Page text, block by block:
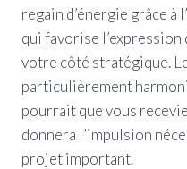
regain d’énergie grâce à
qui favorise
votre côté stratégique.
particulièrement
pourrait que vous
donnera l’impulsion
projet important.